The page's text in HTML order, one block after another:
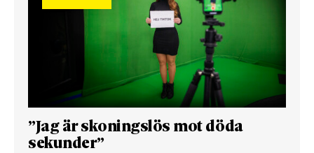
”Jag är skoningslös mot döda
sekunder”